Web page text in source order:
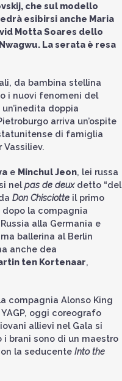
che sul modello
esibirsi anche Maria
Motta Soares dello
La serata è resa
da bambina stellina
i nuovi fenomeni del
doppia
arriva un’ospite
di famiglia
e Minchul Jeon, lei russa
nelpas de deuxdetto “del
Don Chisciotte il primo
dopo la compagnia
alla Germania e
ballerina al Berlin
anche dea
ten Kortenaar,
compagnia Alonso King
oggi coreografo
allievi nel Gala si
i brani sono di un maestro
la seducente Into the